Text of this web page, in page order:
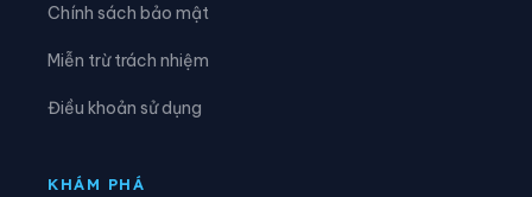
Xã Vĩnh Thực
Chính sách bảo mật
Miễn trừ trách nhiệm
Điều khoản sử dụng
KHÁM PHÁ